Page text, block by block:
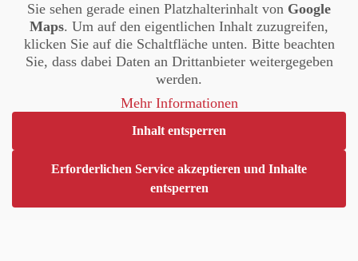
Sie sehen gerade einen Platzhalterinhalt von Google
Maps. Um auf den eigentlichen Inhalt zuzugreifen,
klicken Sie auf die Schaltfläche unten. Bitte beachten
Sie, dass dabei Daten an Drittanbieter weitergegeben
werden.
Mehr Informationen
Inhalt entsperren
Erforderlichen Service akzeptieren und Inhalte
entsperren